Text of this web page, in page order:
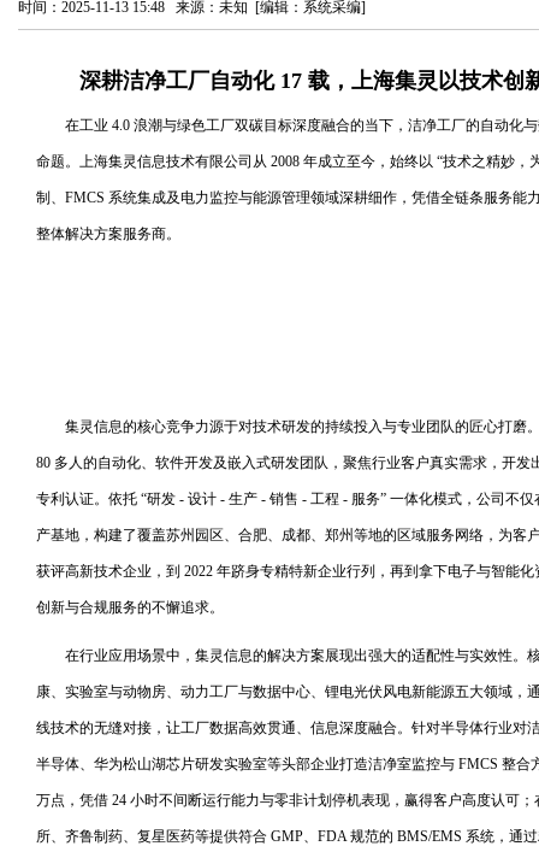
时间：2025-11-13 15:48 来源：未知 [编辑：系统采编]
深耕洁净工厂自动化 17 载，上海集灵以技术创
在工业 4.0 浪潮与绿色工厂双碳目标深度融合的当下，洁净工厂的自动化
命题。上海集灵信息技术有限公司从 2008 年成立至今，始终以 “技术之精妙
制、FMCS 系统集成及电力监控与能源管理领域深耕细作，凭借全链条服务能
整体解决方案服务商。
集灵信息的核心竞争力源于对技术研发的持续投入与专业团队的匠心打磨
80 多人的自动化、软件开发及嵌入式研发团队，聚焦行业客户真实需求，开
专利认证。依托 “研发 - 设计 - 生产 - 销售 - 工程 - 服务” 一体化模式，公司不
产基地，构建了覆盖苏州园区、合肥、成都、郑州等地的区域服务网络，为客
获评高新技术企业，到 2022 年跻身专精特新企业行列，再到拿下电子与智能
创新与合规服务的不懈追求。
在行业应用场景中，集灵信息的解决方案展现出强大的适配性与实效性。
康、实验室与动物房、动力工厂与数据中心、锂电光伏风电新能源五大领域，
线技术的无缝对接，让工厂数据高效贯通、信息深度融合。针对半导体行业对
半导体、华为松山湖芯片研发实验室等头部企业打造洁净室监控与 FMCS 整
万点，凭借 24 小时不间断运行能力与零非计划停机表现，赢得客户高度认可
所、齐鲁制药、复星医药等提供符合 GMP、FDA 规范的 BMS/EMS 系统，通